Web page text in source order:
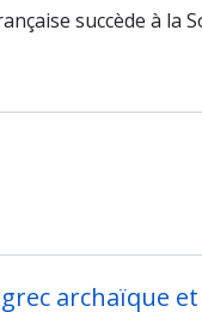
succède à la
archaïque